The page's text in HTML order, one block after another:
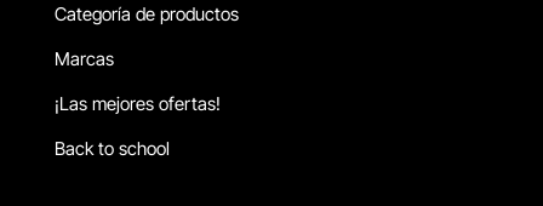
Categoría de productos
Marcas
¡Las mejores ofertas!
Back to school